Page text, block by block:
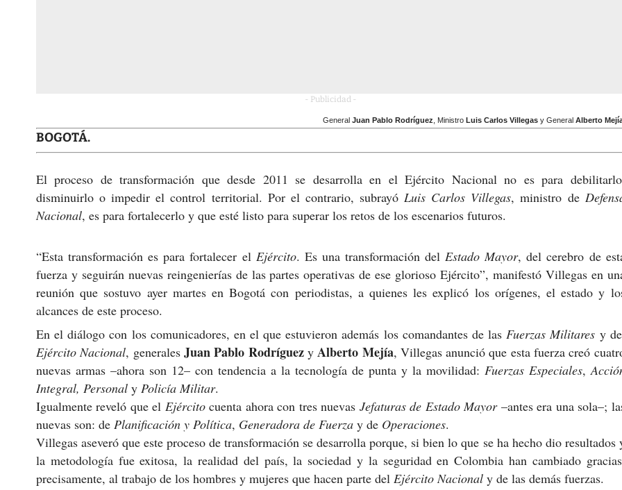
- Publicidad -
General Juan Pablo Rodríguez , Ministro Luis Carlos Villegasy General Alberto
BOGOTÁ.
El proceso de transformación que desde 2011 se desarrolla en el Ejército Nacional no es para
disminuirlo o impedir el control territorial. Por el contrario, subrayó Luis Carlos Villegas, ministro de
Nacional, es para fortalecerlo y que esté listo para superar los retos de los escenarios futuros.
“Esta transformación es para fortalecer el Ejército. Es una transformación del Estado Mayor, del cerebro de
fuerza y seguirán nuevas reingenierías de las partes operativas de ese glorioso Ejército”, manifestó Villegas en
reunión que sostuvo ayer martes en Bogotá con periodistas, a quienes les explicó los orígenes, el estado y
alcances de este proceso.
En el diálogo con los comunicadores, en el que estuvieron además los comandantes de las Fuerzas Militares y
Ejército Nacional, generales Juan Pablo Rodríguezy Alberto Mejía, Villegas anunció que esta fuerza creó
nuevas armas –ahora son 12– con tendencia a la tecnología de punta y la movilidad: Fuerzas Especiales,
Integral, Personal y Policía Militar.
Igualmente reveló que el Ejércitocuenta ahora con tres nuevas Jefaturas de Estado Mayor–antes era una sola–;
nuevas son: de Planificación y Política, Generadora de Fuerza y de Operaciones.
Villegas aseveró que este proceso de transformación se desarrolla porque, si bien lo que se ha hecho dio resultados
la metodología fue exitosa, la realidad del país, la sociedad y la seguridad en Colombia han cambiado
precisamente, al trabajo de los hombres y mujeres que hacen parte del Ejército Nacional y de las demás fuerzas.